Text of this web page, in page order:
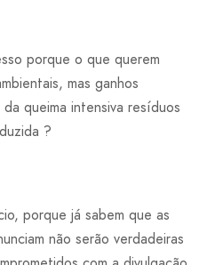
porque o que querem
mas ganhos
queima intensiva resíduos
?
porque já sabem que as
não serão verdadeiras